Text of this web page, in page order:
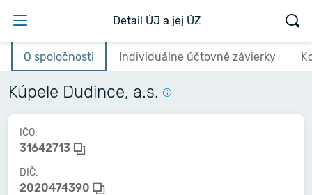
Detail ÚJ a jej ÚZ
O spoločnosti Individuálne účtovné závierky
Kúpele Dudince, a.s.
IČO:
31642713
DIČ:
2020474390